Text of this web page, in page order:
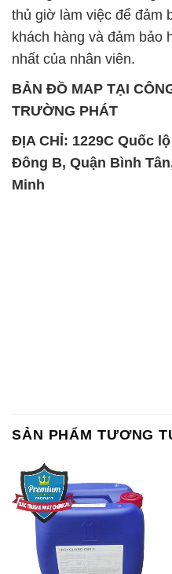
thủ giờ làm việc để đảm
khách hàng và đảm bảo
nhất của nhân viên.
BẢN ĐỒ MAP TẠI
TRƯỜNG PHÁT
ĐỊA CHỈ: 1229C Quốc
Đông B, Quận Bình
Minh
SẢN PHẨM TƯƠNG